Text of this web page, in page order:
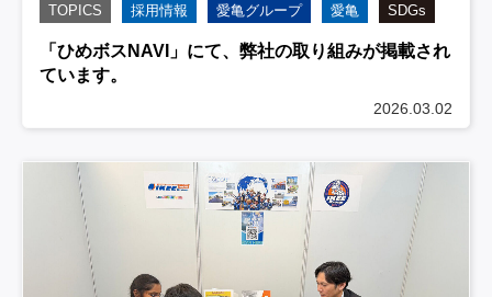
TOPICS 採用情報 愛亀グループ 愛亀 SDGs
「ひめボスNAVI」にて、弊社の取り組みが掲載され
ています。
2026.03.02